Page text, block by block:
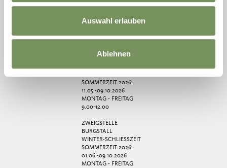
Auswahl erlauben
Ablehnen
MONTAG - FREITAG
SA 9.00-12.30 UHR
ZWEIGSTELLE
SOMMERZEIT 2026:
11.05.-09.10.2026
MONTAG - FREITAG
9.00-12.00
ZWEIGSTELLE
BURGSTALL
WINTER-SCHLIESSZEIT
SOMMERZEIT 2026:
01.06.-09.10.2026
MONTAG - FREITAG